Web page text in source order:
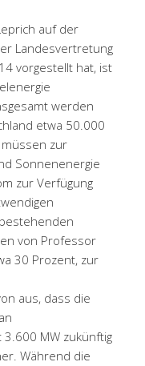
auf der
Landesvertretung
vorgestellt hat, ist
werden
etwa 50.000
müssen zur
Sonnenenergie
zur Verfügung
von Professor
30 Prozent, zur
aus, dass die
MW zukünftig
Während die